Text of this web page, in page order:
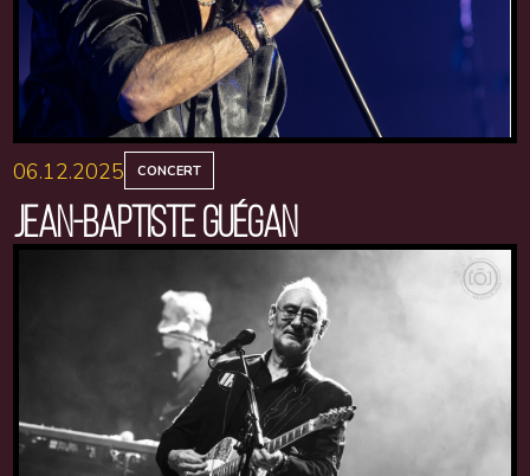
06.12.2025 CONCERT
JEAN-BAPTISTE GUÉGAN